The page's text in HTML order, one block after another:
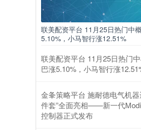
联美配资平台 11月25日热门中
5.10%，小马智行涨12.51%
联美配资平台 11月25日热门
巴涨5.10%，小马智行涨
金夆策略平台 施耐德电气机
件套”全面亮相——新一代
控制器正式发布